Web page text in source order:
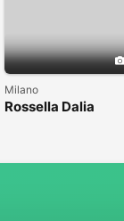
Milano
Rossella Dalia